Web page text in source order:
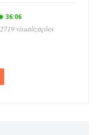
36:06
2719 visualizações